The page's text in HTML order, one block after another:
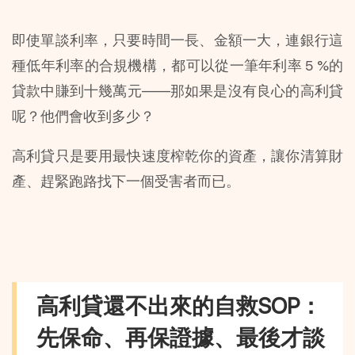
即使單談利率，只要時間一長、金額一大，連銀行這
種低年利率的合規機構，都可以從一筆年利率 5 %的
貸款中賺到十幾萬元——那如果是沒有良心的高利貸
呢？他們會收到多少？
高利貸只是要用最快速度榨乾你的資產，讓你清算財
產、趕緊跑路找下一個受害者而已。
高利貸還不出來的自救SOP：
先保命、再保證據、最後才談